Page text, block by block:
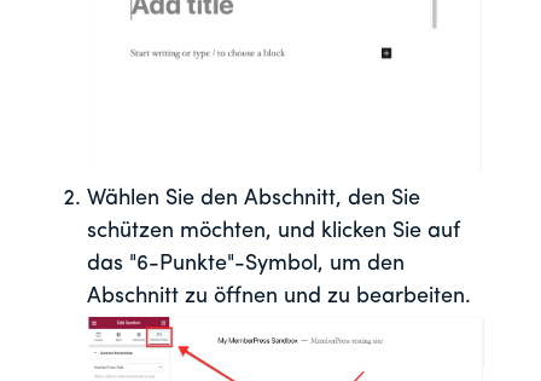
Wählen Sie den Abschnitt, den Sie
schützen möchten, und klicken Sie auf
das "6-Punkte"-Symbol, um den
Abschnitt zu öffnen und zu bearbeiten.